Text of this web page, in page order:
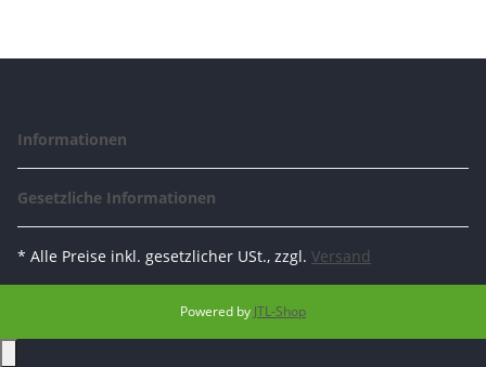
Informationen
Gesetzliche Informationen
* Alle Preise inkl. gesetzlicher USt., zzgl. Versand
Powered by JTL-Shop